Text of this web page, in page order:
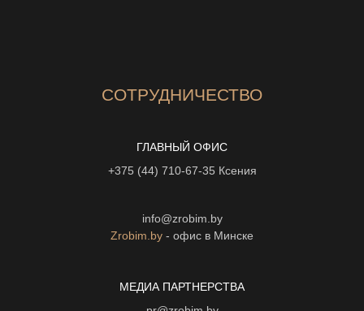
СОТРУДНИЧЕСТВО
ГЛАВНЫЙ ОФИС
+375 (44) 710-67-35 Ксения
info@zrobim.by
Zrobim.by - офис в Минске
МЕДИА ПАРТНЕРСТВА